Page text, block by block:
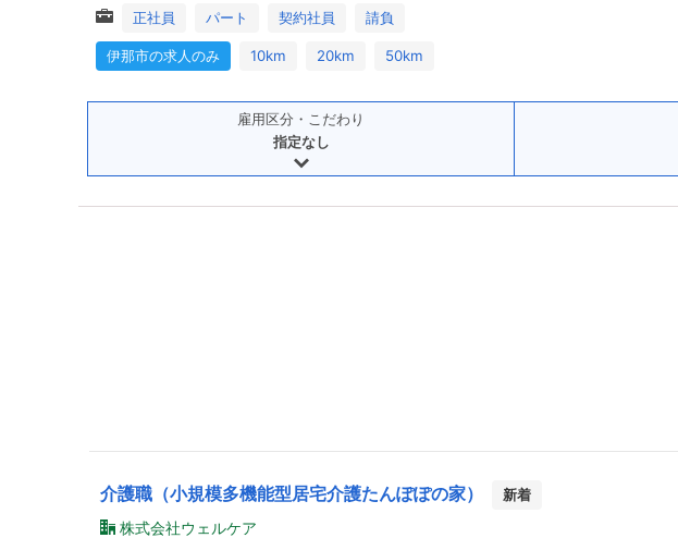
正社員 パート 契約社員 請負
伊那市の求人のみ 10km 20km 50km
雇用区分・こだわり
指定なし
介護職（小規模多機能型居宅介護たんぽぽの家） 新着
株式会社ウェルケア